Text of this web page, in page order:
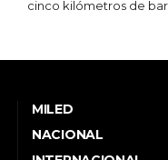
cinco kilómetros de
MILED
NACIONAL